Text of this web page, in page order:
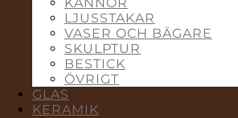
LJUSSTAKAR
VASER OCH BÄGARE
SKULPTUR
BESTICK
ÖVRIGT
GLAS
KERAMIK